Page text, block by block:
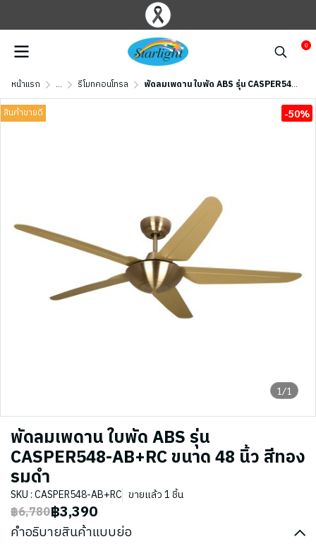
0
หน้าแรก ... รีโมทคอนโทรล พัดลมเพดาน ใบพัด ABS รุ่น CASPER548-AB+RC ขนาด 48 นิ้ว สีทองรมดำ
1/1
สินค้าขายดี -50%
พัดลมเพดาน ใบพัด ABS รุ่น
CASPER548-AB+RC ขนาด 48 นิ้ว สีทอง
รมดำ
SKU : CASPER548-AB+RC ขายแล้ว 1 ชิ้น
฿6,780฿3,390
คำอธิบายสินค้าแบบย่อ